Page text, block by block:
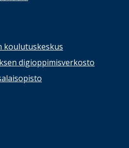
koulutuskeskus
digioppimisverkosto